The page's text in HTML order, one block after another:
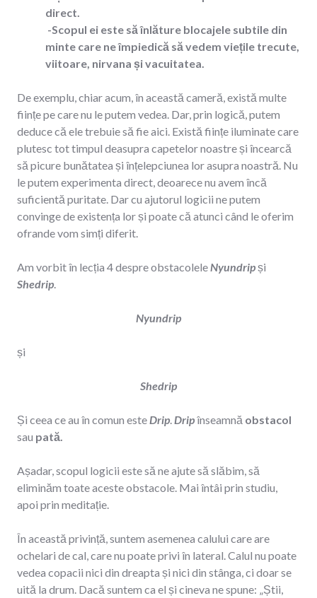
direct.
-Scopul ei este să înlăture blocajele subtile din
minte care ne împiedică să vedem viețile trecute,
viitoare, nirvana și vacuitatea.
De exemplu, chiar acum, în această cameră, există multe
ființe pe care nu le putem vedea. Dar, prin logică, putem
deduce că ele trebuie să fie aici. Există ființe iluminate care
plutesc tot timpul deasupra capetelor noastre și încearcă
să picure bunătatea și înțelepciunea lor asupra noastră. Nu
le putem experimenta direct, deoarece nu avem încă
suficientă puritate. Dar cu ajutorul logicii ne putem
convinge de existența lor și poate că atunci când le oferim
ofrande vom simți diferit.
Am vorbit în lecția 4 despre obstacoleleNyundripși
Shedrip.
Nyundrip
și
Shedrip
Și ceea ce au în comun esteDrip.Dripînseamnă obstacol
sau pată.
Așadar, scopul logicii este să ne ajute să slăbim, să
eliminăm toate aceste obstacole. Mai întâi prin studiu,
apoi prin meditație.
În această privință, suntem asemenea calului care are
ochelari de cal, care nu poate privi în lateral. Calul nu poate
vedea copacii nici din dreapta și nici din stânga, ci doar se
uită la drum. Dacă suntem ca el și cineva ne spune: „Știi,